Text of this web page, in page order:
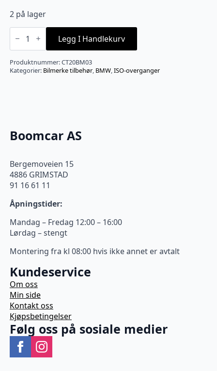
2 på lager
CONNECTS2
ISO-
Se
egen
liste
Legg I Handlekurv
Produktnummer:CT20BM03
Kategorier: Bilmerke tilbehør, BMW,ISO-overganger
Boomcar AS
Bergemoveien 15
4886 GRIMSTAD
91 16 61 11
Åpningstider:
Mandag – Fredag 12:00 – 16:00
Lørdag – stengt
Montering fra kl 08:00 hvis ikke annet er avtalt
Kundeservice
Om oss
Min side
Kontakt oss
Kjøpsbetingelser
Følg oss på sosiale medier